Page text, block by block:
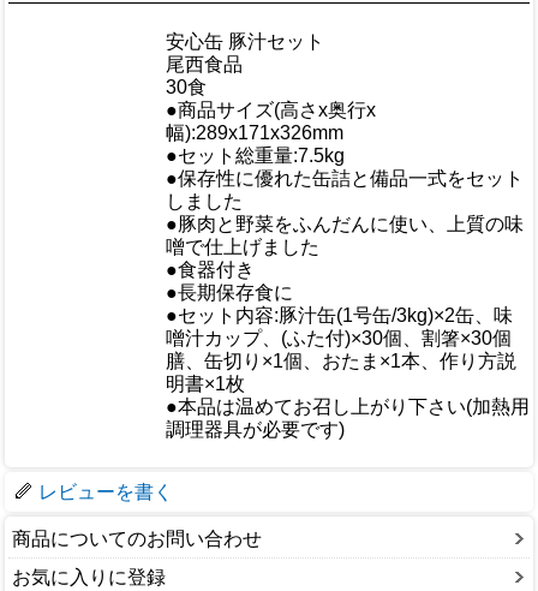
安心缶 豚汁セット
尾西食品
30食
●商品サイズ(高さx奥行x
幅):289x171x326mm
●セット総重量:7.5kg
●保存性に優れた缶詰と備品一式をセット
しました
●豚肉と野菜をふんだんに使い、上質の味
噌で仕上げました
●食器付き
●長期保存食に
●セット内容:豚汁缶(1号缶/3kg)×2缶、味
噌汁カップ、(ふた付)×30個、割箸×30個
膳、缶切り×1個、おたま×1本、作り方説
明書×1枚
●本品は温めてお召し上がり下さい(加熱用
調理器具が必要です)
レビューを書く
商品についてのお問い合わせ
お気に入りに登録